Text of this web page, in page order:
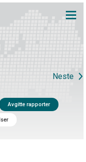
Neste
Avgitte rapporter